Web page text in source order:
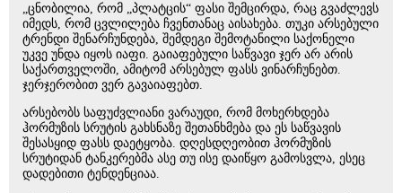
„ცნობილია, რომ „პლატცის“ ფასი შემცირდა, რაც გვაძლევს
იმედს, რომ ცვლილება ჩვენთანაც აისახება. თუკი არსებული
ტრენდი შენარჩუნდება, შემდეგი შემოტანილი საქონელი
უკვე უნდა იყოს იაფი. გაიაფებული საწვავი ჯერ არ არის
საქართველოში, ამიტომ არსებულ ფასს ვინარჩუნებთ.
ჯერჯერობით ვერ გავაიაფებთ.
არსებობს საფუძვლიანი ვარაუდი, რომ მოხერხდება
ჰორმუზის სრუტის გახსნაზე შეთანხმება და ეს საწვავის
შესასყიდ ფასს დაეტყობა. დღესდღეობით ჰორმუზის
სრუტიდან ტანკერებმა ასე თუ ისე დაიწყო გამოსვლა, ესეც
დადებითი ტენდენციაა.